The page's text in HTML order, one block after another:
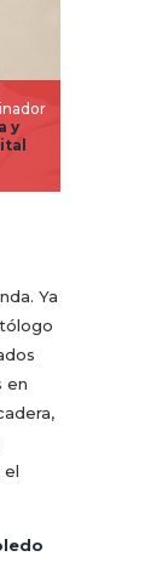
y
Ya
en
el